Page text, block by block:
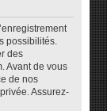
possibilités.
des
Avant de vous
de nos
Assurez-